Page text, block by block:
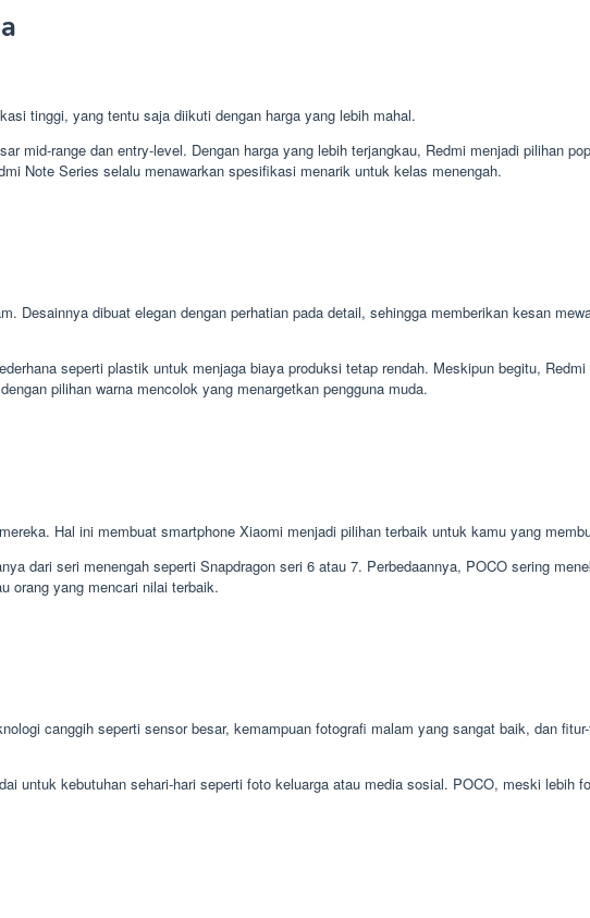
tinggi, yang tentu saja diikuti dengan harga yang lebih mahal.
mid-range dan entry-level. Dengan harga yang lebih terjangkau, Redmi menjadi pilihan
Note Series selalu menawarkan spesifikasi menarik untuk kelas menengah.
Desainnya dibuat elegan dengan perhatian pada detail, sehingga memberikan kesan
seperti plastik untuk menjaga biaya produksi tetap rendah. Meskipun begitu,
pilihan warna mencolok yang menargetkan pengguna muda.
Hal ini membuat smartphone Xiaomi menjadi pilihan terbaik untuk kamu yang
dari seri menengah seperti Snapdragon seri 6 atau 7. Perbedaannya, POCO sering
orang yang mencari nilai terbaik.
canggih seperti sensor besar, kemampuan fotografi malam yang sangat baik, dan
untuk kebutuhan sehari-hari seperti foto keluarga atau media sosial. POCO, meski lebih